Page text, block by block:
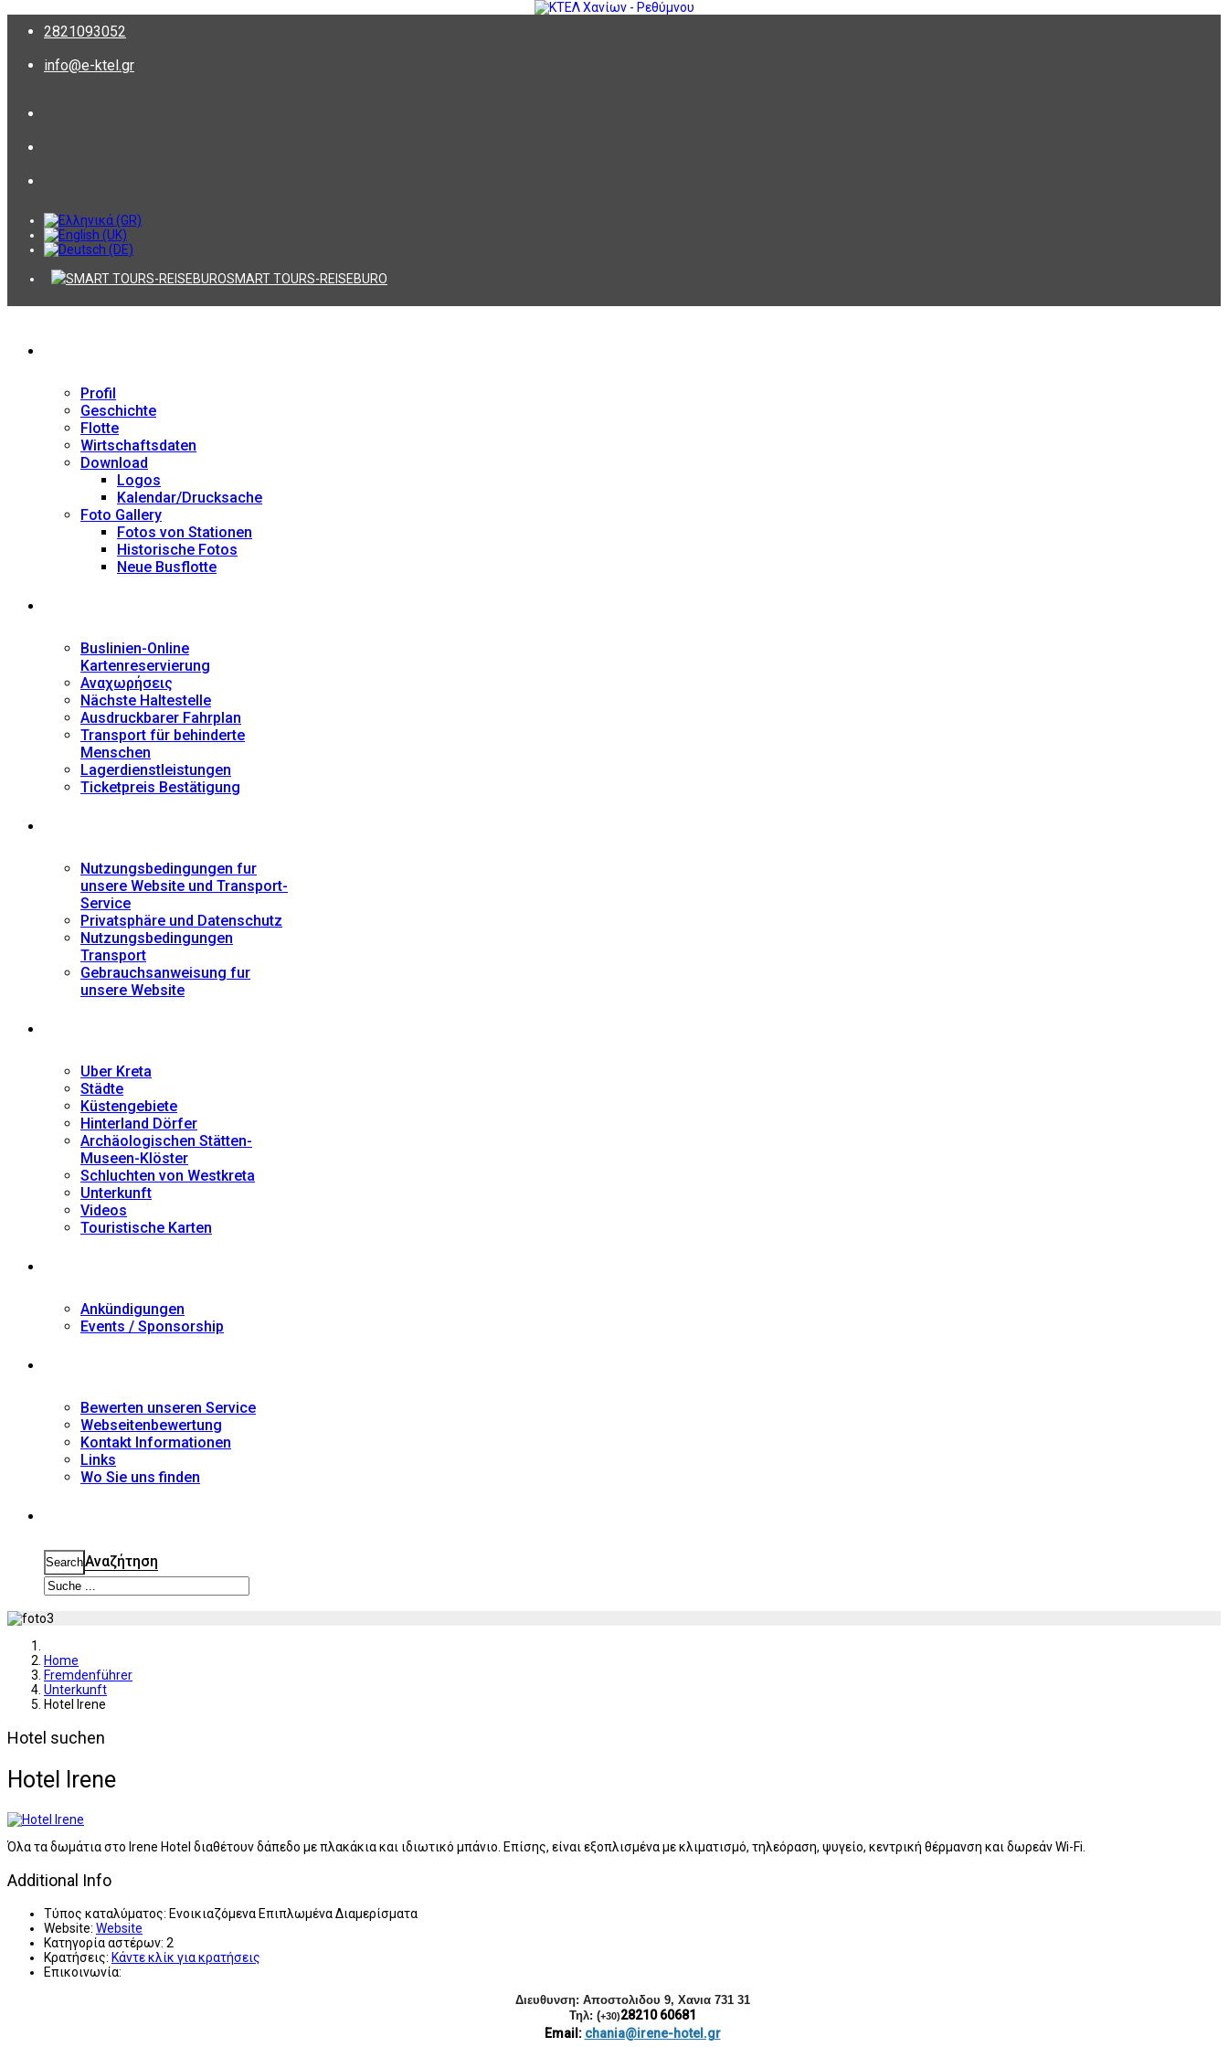
2821093052
info@e-ktel.gr
SMART TOURS-REISEBURO
Profil
Geschichte
Flotte
Wirtschaftsdaten
Download
Logos
Kalendar/Drucksache
Foto Gallery
Fotos von Stationen
Historische Fotos
Neue Busflotte
Buslinien-Online
Kartenreservierung
Αναχωρήσεις
Nächste Haltestelle
Αusdruckbarer Fahrplan
Transport für behinderte
Menschen
Lagerdienstleistungen
Ticketpreis Bestätigung
Nutzungsbedingungen fur
unsere Website und Transport-
Service
Privatsphäre und Datenschutz
Nutzungsbedingungen
Transport
Gebrauchsanweisung fur
unsere Website
Uber Kreta
Städte
Küstengebiete
Hinterland Dörfer
Archäologischen Stätten-
Museen-Klöster
Schluchten von Westkreta
Unterkunft
Videos
Touristische Karten
Ankündigungen
Events / Sponsorship
Bewerten unseren Service
Webseitenbewertung
Kontakt Informationen
Links
Wo Sie uns finden
SearchΑναζήτηση
Home
Fremdenführer
Unterkunft
Hotel Irene
Hotel suchen
Hotel Irene
Όλα τα δωμάτια στο Irene Hotel διαθέτουν δάπεδο με πλακάκια και ιδιωτικό μπάνιο. Επίσης, είναι εξοπλισμένα με κλιματισμό, τηλεόραση, ψυγείο, κεντρική θέρμανση και δωρεάν Wi-Fi.
Additional Info
Τύπος καταλύματος: Ενοικιαζόμενα Επιπλωμένα Διαμερίσματα
Website: Website
Κατηγορία αστέρων: 2
Κρατήσεις: Κάντε κλίκ για κρατήσεις
Επικοινωνία:
Διευθυνση: Αποστολιδου 9, Χανια 731 31
Τηλ: (+30)28210 60681
Email: chania@irene-hotel.gr